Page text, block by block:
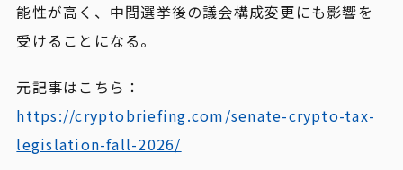
能性が高く、中間選挙後の議会構成変更にも影響を
受けることになる。
元記事はこちら：
https://cryptobriefing.com/senate-crypto-tax-
legislation-fall-2026/